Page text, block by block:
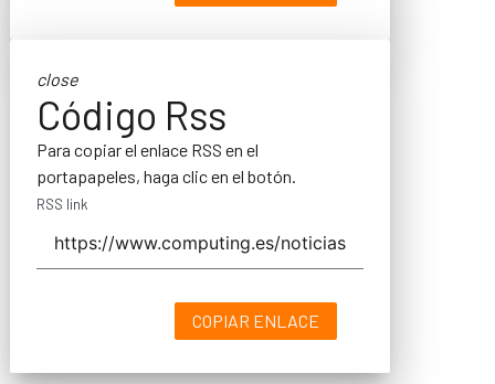
close
Código Rss
Para copiar el enlace RSS en el
portapapeles, haga clic en el botón.
RSS link
COPIAR ENLACE